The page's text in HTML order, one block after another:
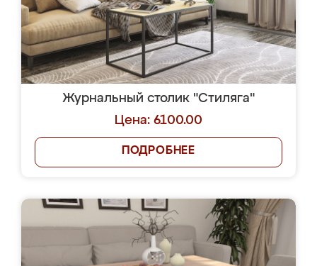
Журнальный столик "Стиляга"
Цена: 6100.00
ПОДРОБНЕЕ